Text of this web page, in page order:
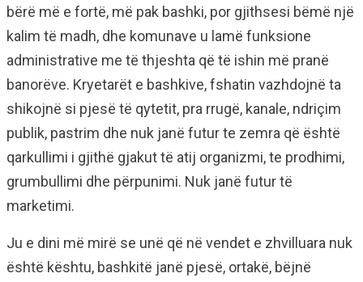
bërë më e fortë, më pak bashki, por gjithsesi bëmë një
kalim të madh, dhe komunave u lamë funksione
administrative me të thjeshta që të ishin më pranë
banorëve. Kryetarët e bashkive, fshatin vazhdojnë ta
shikojnë si pjesë të qytetit, pra rrugë, kanale, ndriçim
publik, pastrim dhe nuk janë futur te zemra që është
qarkullimi i gjithë gjakut të atij organizmi, te prodhimi,
grumbullimi dhe përpunimi. Nuk janë futur të
marketimi.
Ju e dini më mirë se unë që në vendet e zhvilluara nuk
është kështu, bashkitë janë pjesë, ortakë, bëjnë